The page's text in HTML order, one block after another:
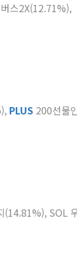
다툼 중 어머니 흉
아파트 부양, 수
리 계곡서 수위
스2X(12.71%),
PLUS 200선물
(14.81%), SOL